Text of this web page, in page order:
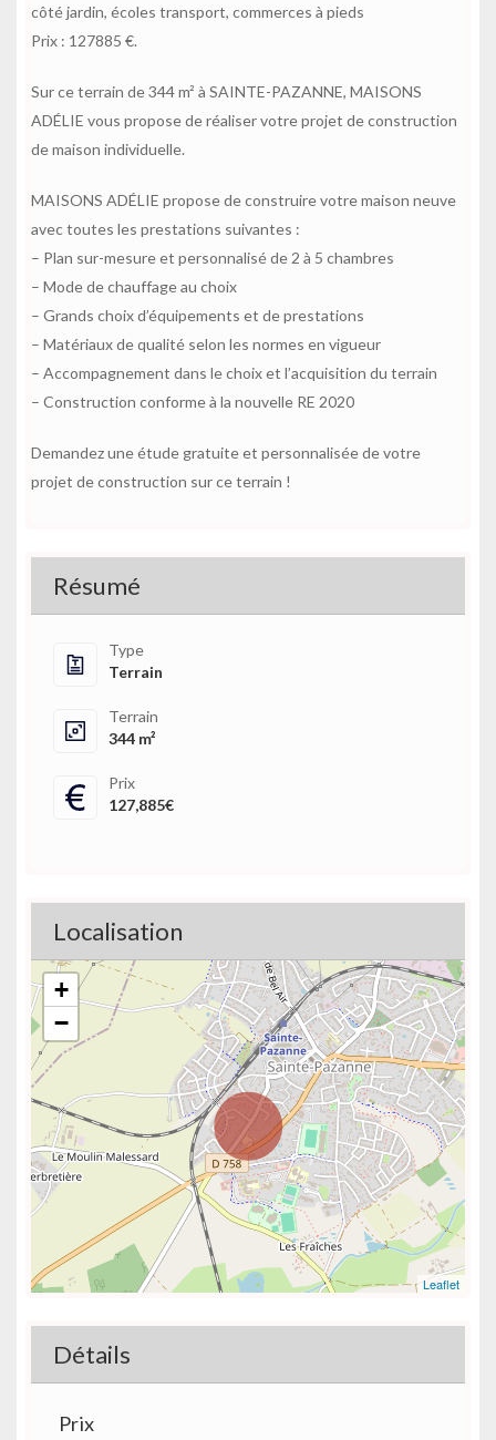
côté jardin, écoles transport, commerces à pieds
Prix : 127885 €.
Sur ce terrain de 344 m² à SAINTE-PAZANNE, MAISONS
ADÉLIE vous propose de réaliser votre projet de construction
de maison individuelle.
MAISONS ADÉLIE propose de construire votre maison neuve
avec toutes les prestations suivantes :
– Plan sur-mesure et personnalisé de 2 à 5 chambres
– Mode de chauffage au choix
– Grands choix d’équipements et de prestations
– Matériaux de qualité selon les normes en vigueur
– Accompagnement dans le choix et l’acquisition du terrain
– Construction conforme à la nouvelle RE 2020
Demandez une étude gratuite et personnalisée de votre
projet de construction sur ce terrain !
Résumé
Type
Terrain
Terrain
344 m²
Prix
127,885€
Localisation
+
−
Leaflet
Détails
Prix